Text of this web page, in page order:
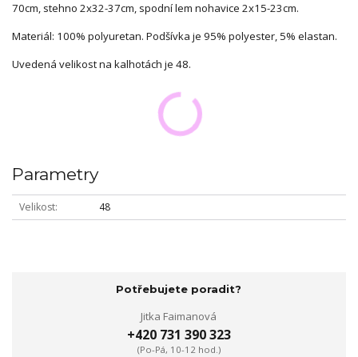
70cm, stehno 2x32-37cm, spodní lem nohavice 2x15-23cm.
Materiál: 100% polyuretan. Podšívka je 95% polyester, 5% elastan.
Uvedená velikost na kalhotách je 48.
Parametry
Velikost 48
Potřebujete poradit?
Jitka Faimanová
+420 731 390 323
(Po-Pá, 10-12 hod.)